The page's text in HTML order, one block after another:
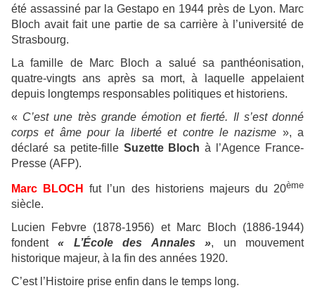
été assassiné par la Gestapo en 1944 près de Lyon. Marc
Bloch avait fait une partie de sa carrière à l’université de
Strasbourg.
La famille de Marc Bloch a salué sa panthéonisation,
quatre-vingts ans après sa mort, à laquelle appelaient
depuis longtemps responsables politiques et historiens.
« C’est une très grande émotion et fierté. Il s’est donné
corps et âme pour la liberté et contre le nazisme », a
déclaré sa petite-fille Suzette Bloch à l’Agence France-
Presse (AFP).
Marc BLOCH fut l’un des historiens majeurs du 20ème
siècle.
Lucien Febvre (1878-1956) et Marc Bloch (1886-1944)
fondent« L’École des Annales », un mouvement
historique majeur, à la fin des années 1920.
C’est l’Histoire prise enfin dans le temps long.